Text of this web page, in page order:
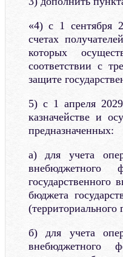
«4) с 1 сентября
счетах
которых
соответствии с
защите
5) с 1 апреля
казначействе и
предназначенных:
а) для учета
внебюджетного
государственного
бюджета
(территориального
б) для учета
внебюджетного